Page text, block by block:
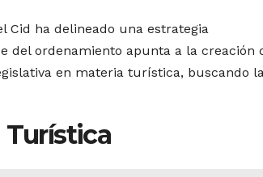
ha delineado una estrategia
del ordenamiento apunta a la creación
en materia turística, buscando la
Turística